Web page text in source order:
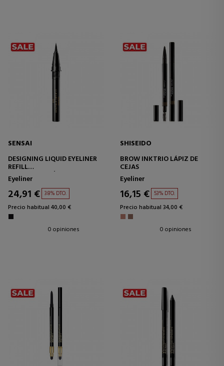
SENSAI
DESIGNING LIQUID EYELINER
REFILL
DELINEADOR LÍQUIDO
Eyeliner
24,91 € 38% DTO.
Precio habitual 40,00 €
0 opiniones
SHISEIDO
BROW INKTRIO LÁPIZ DE
CEJAS
Eyeliner
16,15 € 53% DTO.
Precio habitual 34,00 €
0 opiniones